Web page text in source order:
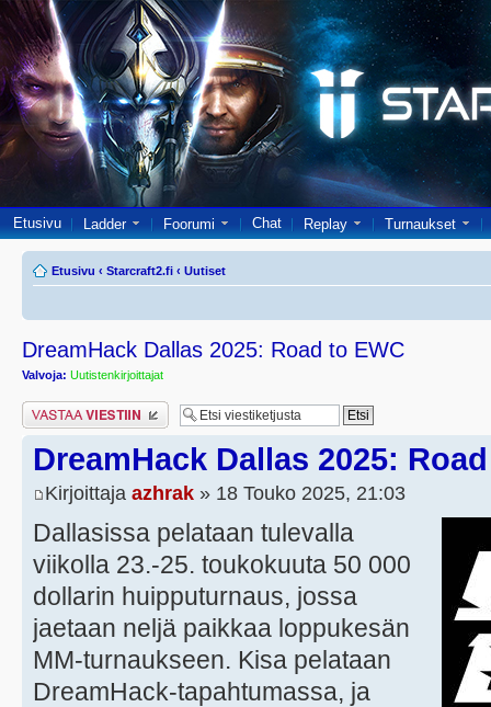
Etusivu Ladder Foorumi Chat Replay Turnaukset
Etusivu ‹ Starcraft2.fi ‹ Uutiset
DreamHack Dallas 2025: Road to EWC
Valvoja: Uutistenkirjoittajat
Lähetä vastaus
DreamHack Dallas 2025:
Kirjoittaja azhrak » 18 Touko 2025, 21:03
Dallasissa pelataan tulevalla
viikolla 23.-25. toukokuuta 50 000
dollarin huipputurnaus, jossa
jaetaan neljä paikkaa loppukesän
MM-turnaukseen. Kisa pelataan
DreamHack-tapahtumassa, ja